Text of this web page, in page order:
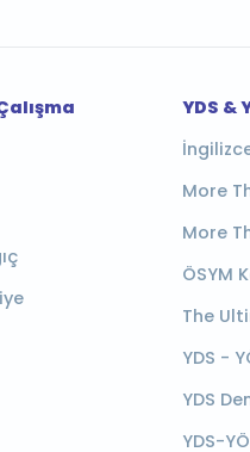
YDS &
More
More
ÖSYM
The
YDS -
YDS
YDS-